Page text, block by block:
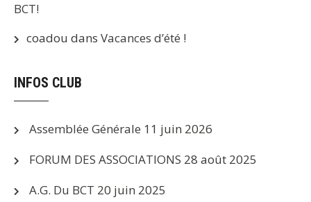
BCT!
coadou dans Vacances d’été !
INFOS CLUB
Assemblée Générale 11 juin 2026
FORUM DES ASSOCIATIONS 28 août 2025
A.G. Du BCT 20 juin 2025